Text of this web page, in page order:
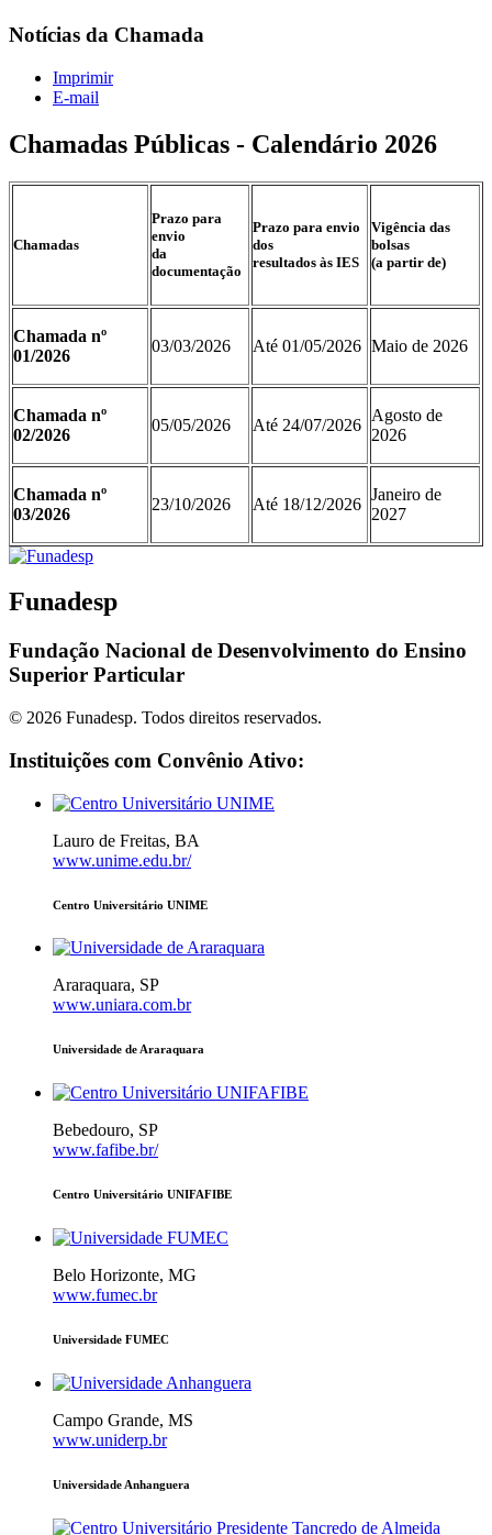
Notícias da Chamada
Imprimir
E-mail
Chamadas Públicas - Calendário 2026
Chamadas
Prazo para
envio
da
documentação
Prazo para envio
dos
resultados às IES
Vigência das
bolsas
(a partir de)
Chamada nº
01/2026
03/03/2026 Até 01/05/2026 Maio de 2026
Chamada nº
02/2026
05/05/2026 Até 24/07/2026
Agosto de
2026
Chamada nº
03/2026
23/10/2026 Até 18/12/2026
Janeiro de
2027
Funadesp
Fundação Nacional de Desenvolvimento do Ensino
Superior Particular
© 2026 Funadesp. Todos direitos reservados.
Instituições com Convênio Ativo:
Lauro de Freitas, BA
www.unime.edu.br/
Centro Universitário UNIME
Araraquara, SP
www.uniara.com.br
Universidade de Araraquara
Bebedouro, SP
www.fafibe.br/
Centro Universitário UNIFAFIBE
Belo Horizonte, MG
www.fumec.br
Universidade FUMEC
Campo Grande, MS
www.uniderp.br
Universidade Anhanguera